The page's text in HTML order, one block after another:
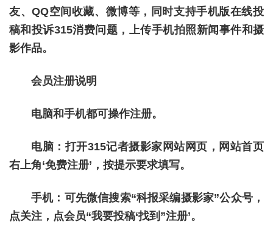
友、QQ空间收藏、微博等，同时支持手机版在线投
稿和投诉315消费问题，上传手机拍照新闻事件和摄
影作品。
会员注册说明
电脑和手机都可操作注册。
电脑：打开315记者摄影家网站网页，网站首页
右上角‘免费注册’，按提示要求填写。
手机：可先微信搜索“科报采编摄影家”公众号，
点关注，点会员“我要投稿‘找到”注册’。